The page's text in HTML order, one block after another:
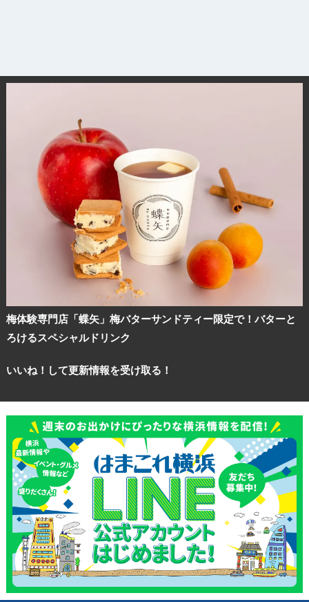
梅体験専門店「蝶矢」梅バターサンドティー限定で！バターと
ろけるスペシャルドリンク
いいね！して更新情報を受け取る！